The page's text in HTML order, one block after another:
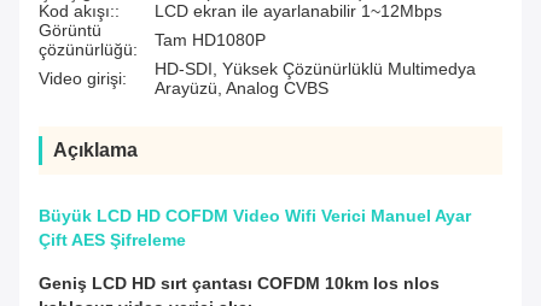
Kod akışı::
LCD ekran ile ayarlanabilir 1~12Mbps
Görüntü
çözünürlüğü:
Tam HD1080P
Video girişi:
HD-SDI, Yüksek Çözünürlüklü Multimedya
Arayüzü, Analog CVBS
Açıklama
Büyük LCD HD COFDM Video Wifi Verici Manuel Ayar
Çift AES Şifreleme
Geniş LCD HD sırt çantası COFDM 10km los nlos